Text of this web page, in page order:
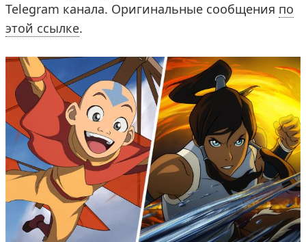
Telegram канала. Оригинальные сообщения по
этой ссылке.